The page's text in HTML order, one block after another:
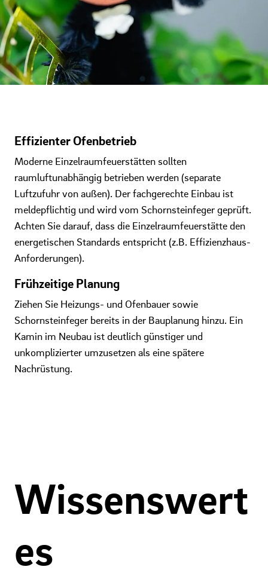
Effizienter Ofenbetrieb
Moderne Einzelraumfeuerstätten sollten
raumluftunabhängig betrieben werden (separate
Luftzufuhr von außen). Der fachgerechte Einbau ist
meldepflichtig und wird vom Schornsteinfeger geprüft.
Achten Sie darauf, dass die Einzelraumfeuerstätte den
energetischen Standards entspricht (z.B. Effizienzhaus-
Anforderungen).
Frühzeitige Planung
Ziehen Sie Heizungs- und Ofenbauer sowie
Schornsteinfeger bereits in der Bauplanung hinzu. Ein
Kamin im Neubau ist deutlich günstiger und
unkomplizierter umzusetzen als eine spätere
Nachrüstung.
Wissenswert
es